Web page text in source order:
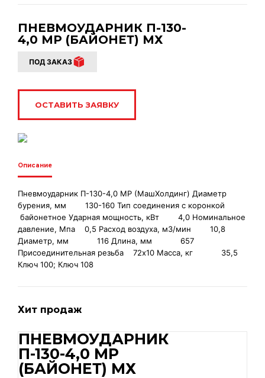
ПНЕВМОУДАРНИК П-130-
4,0 MP (БАЙОНЕТ) МХ
ПОД ЗАКАЗ
ОСТАВИТЬ ЗАЯВКУ
Описание
Пневмоударник П-130-4,0 МР (МашХолдинг) Диаметр
бурения, мм 130-160 Тип соединения с коронкой
байонетное Ударная мощность, кВт 4,0 Номинальное
давление, Мпа 0,5 Расход воздуха, мЗ/мин 10,8
Диаметр, мм 116 Длина, мм 657
Присоединительная резьба 72x10 Масса, кг 35,5
Ключ 100; Ключ 108
Хит продаж
ПНЕВМОУДАРНИК
П-130-4,0 MP
(БАЙОНЕТ) МХ